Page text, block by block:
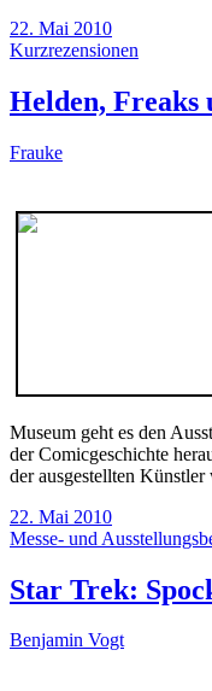
22. Mai 2010
Kurzrezensionen
Helden, Freaks
Frauke
Museum geht es den
der Comicgeschichte
der ausgestellten
22. Mai 2010
Messe- und
Star Trek:
Benjamin Vogt